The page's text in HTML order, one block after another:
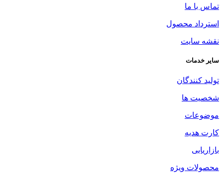
تماس با ما
استرداد محصول
نقشه سایت
سایر خدمات
تولید کنندگان
شخصیت ها
موضوعات
کارت هدیه
بازاریابی
محصولات ویژه